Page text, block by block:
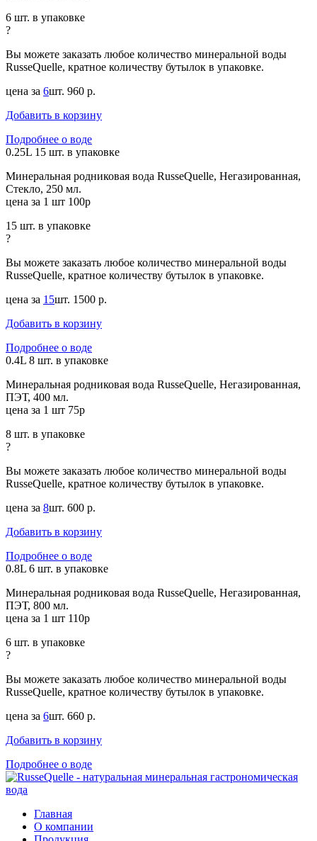
6 шт. в упаковке
?
Вы можете заказать любое количество минеральной воды
RusseQuelle, кратное количеству бутылок в упаковке.
цена за 6шт. 960 р.
Добавить в корзину
Подробнее о воде
0.25L 15 шт. в упаковке
Минеральная родниковая вода RusseQuelle, Негазированная,
Стекло, 250 мл.
цена за 1 шт 100р
15 шт. в упаковке
?
Вы можете заказать любое количество минеральной воды
RusseQuelle, кратное количеству бутылок в упаковке.
цена за 15шт. 1500 р.
Добавить в корзину
Подробнее о воде
0.4L 8 шт. в упаковке
Минеральная родниковая вода RusseQuelle, Негазированная,
ПЭТ, 400 мл.
цена за 1 шт 75р
8 шт. в упаковке
?
Вы можете заказать любое количество минеральной воды
RusseQuelle, кратное количеству бутылок в упаковке.
цена за 8шт. 600 р.
Добавить в корзину
Подробнее о воде
0.8L 6 шт. в упаковке
Минеральная родниковая вода RusseQuelle, Негазированная,
ПЭТ, 800 мл.
цена за 1 шт 110р
6 шт. в упаковке
?
Вы можете заказать любое количество минеральной воды
RusseQuelle, кратное количеству бутылок в упаковке.
цена за 6шт. 660 р.
Добавить в корзину
Подробнее о воде
Главная
О компании